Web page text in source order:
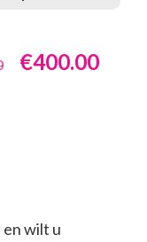
Original
€400.00
wilt u